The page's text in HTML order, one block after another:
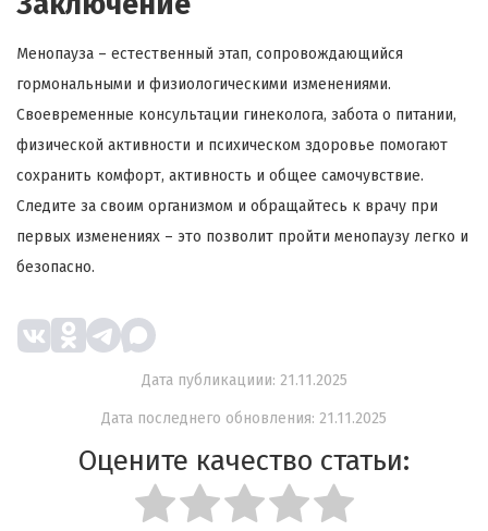
Менопауза – естественный этап, сопровождающийся
гормональными и физиологическими изменениями.
Своевременные консультации гинеколога, забота о питании,
физической активности и психическом здоровье помогают
сохранить комфорт, активность и общее самочувствие.
Следите за своим организмом и обращайтесь к врачу при
первых изменениях – это позволит пройти менопаузу легко и
безопасно.
Дата публикациии: 21.11.2025
Дата последнего обновления: 21.11.2025
Оцените качество статьи: